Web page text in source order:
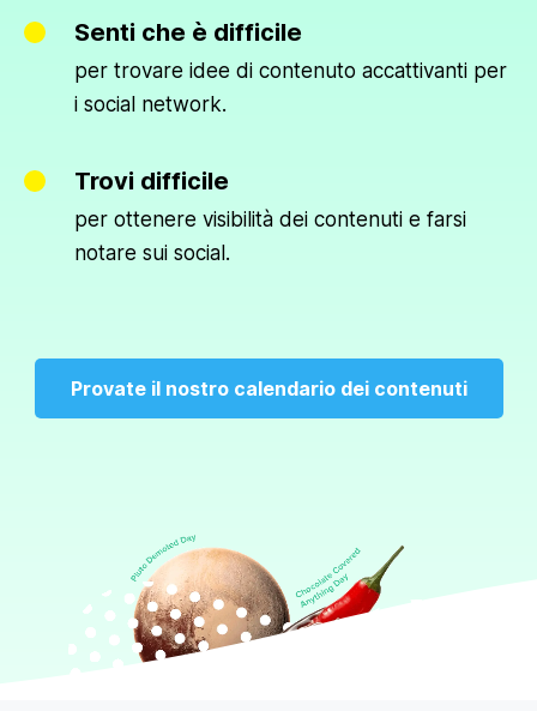
Senti che è difficile
per trovare idee di contenuto accattivanti per
i social network.
Trovi difficile
per ottenere visibilità dei contenuti e farsi
notare sui social.
Provate il nostro calendario dei contenuti